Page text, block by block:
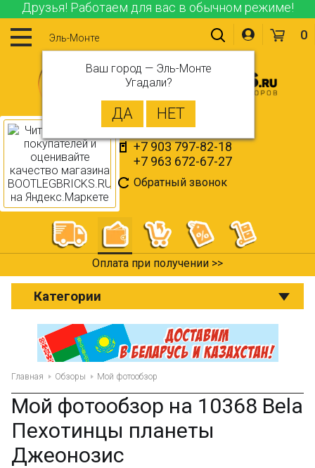
Друзья! Работаем для вас в обычном режиме!
Эль-Монте
Ваш город — Эль-Монте
Угадали?
+7 903 797-82-18
+7 963 672-67-27
Обратный звонок
0
Оплата при получении >>
Категории
Главная Обзоры Мой фотообзор
Мой фотообзор на 10368 Bela
Пехотинцы планеты
Джеонозис